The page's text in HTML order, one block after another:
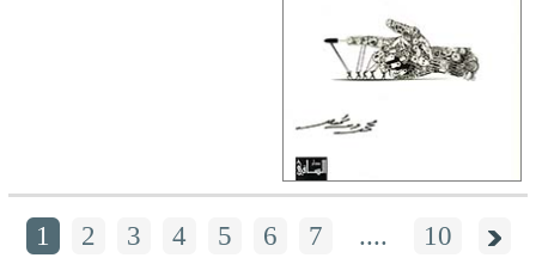
1 2 3 4 5 6 7 .... 10